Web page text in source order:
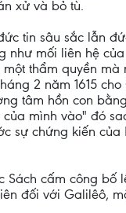
xử và bỏ tù.
tin sâu sắc lẫn
như mối liên hệ
thẩm quyền
2 năm 1615
tâm hồn con
mình vào" đó
sự chứng kiến
Sách cấm công
đối với Galilêô,